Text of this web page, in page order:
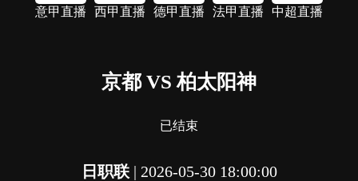
意甲直播 西甲直播 德甲直播 法甲直播 中超直播
京都 VS 柏太阳神
已结束
日职联| 2026-05-30 18:00:00